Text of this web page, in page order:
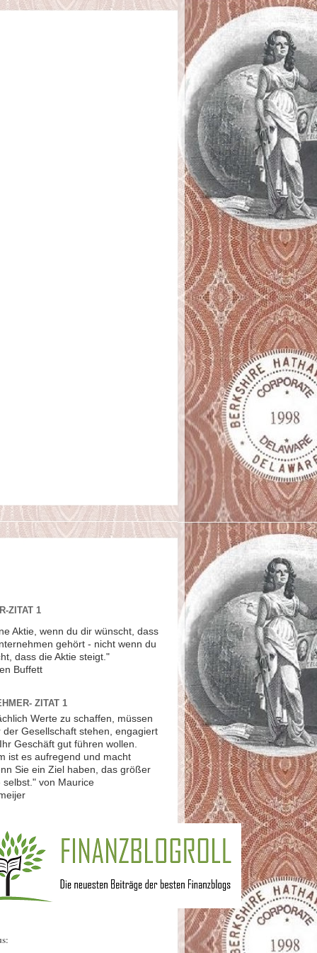
ZITAT 1
Aktie, wenn du dir wünscht, dass
gehört - nicht wenn du
dass die Aktie steigt."
Buffett
ZITAT 1
Werte zu schaffen, müssen
der Gesellschaft stehen, engagiert
Geschäft gut führen wollen.
ist es aufregend und macht
Sie ein Ziel haben, das größer
selbst." von Maurice